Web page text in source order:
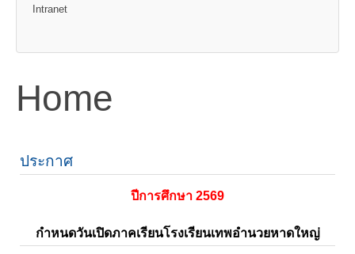
Intranet
Home
ประกาศ
ปีการศึกษา 2569
กำหนดวันเปิดภาคเรียนโรงเรียนเทพอำนวยหาดใหญ่